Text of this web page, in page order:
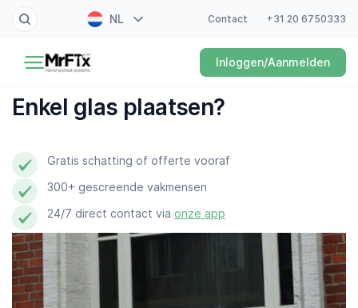
NL
ES
Contact +31 20 6750333
Inloggen/Aanmelden
Schilder
Elektricien
Loodgieter
Slotenmaker
Witgoedmonteur
Hovenier
Enkel glas plaatsen?
Gratis schatting of offerte vooraf
300+ gescreende vakmensen
24/7 direct contact via onze app